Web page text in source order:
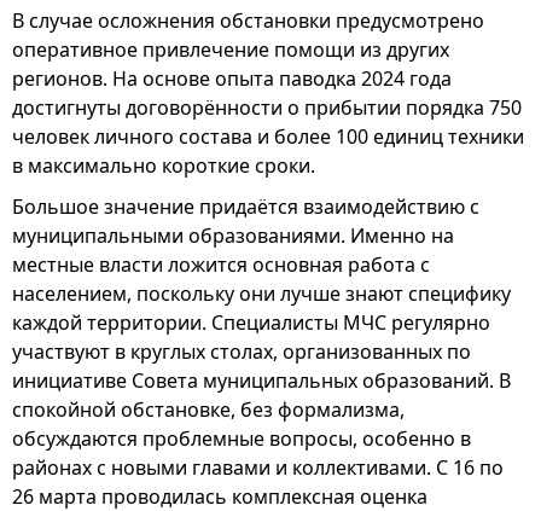
В случае осложнения обстановки предусмотрено
оперативное привлечение помощи из других
регионов. На основе опыта паводка 2024 года
достигнуты договорённости о прибытии порядка 750
человек личного состава и более 100 единиц техники
в максимально короткие сроки.
Большое значение придаётся взаимодействию с
муниципальными образованиями. Именно на
местные власти ложится основная работа с
населением, поскольку они лучше знают специфику
каждой территории. Специалисты МЧС регулярно
участвуют в круглых столах, организованных по
инициативе Совета муниципальных образований. В
спокойной обстановке, без формализма,
обсуждаются проблемные вопросы, особенно в
районах с новыми главами и коллективами. С 16 по
26 марта проводилась комплексная оценка